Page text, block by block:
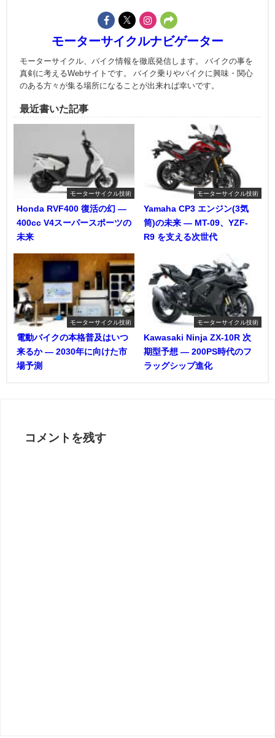
モーターサイクルナビゲーター
モーターサイクル、バイク情報を徹底発信します。 バイクの事を
真剣に考えるWebサイトです。 バイク乗りやバイクに興味・関心
のある方々が集る場所になることが出来れば幸いです。
最近書いた記事
モーターサイクル技術
Honda RVF400 復活の幻 ―
400cc V4スーパースポーツの
未来
モーターサイクル技術
Yamaha CP3 エンジン(3気
筒)の未来 ― MT-09、YZF-
R9 を支える次世代
モーターサイクル技術
電動バイクの本格普及はいつ
来るか ― 2030年に向けた市
場予測
モーターサイクル技術
Kawasaki Ninja ZX-10R 次
期型予想 ― 200PS時代のフ
ラッグシップ進化
コメントを残す